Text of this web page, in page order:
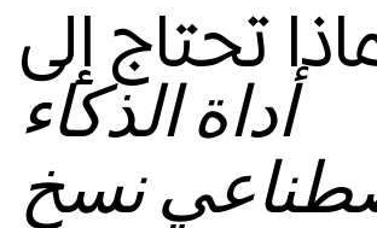
تحتاج إلى
أداة الذكاء
نسخ